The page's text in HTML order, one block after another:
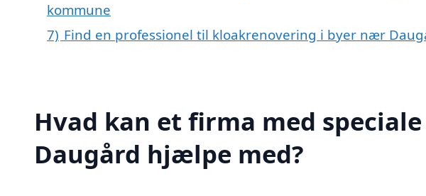
kommune
7) Find en professionel til kloakrenovering i byer nær
Hvad kan et firma med
Daugård hjælpe med?